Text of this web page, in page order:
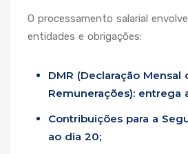
O processamento salarial
entidades e obrigações:
DMR (Declaração Mensal
Remunerações): entrega
Contribuições para a
ao dia 20;